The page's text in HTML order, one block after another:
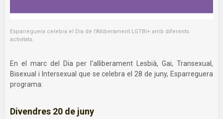
Esparreguera celebra el Dia de l'Alliberament LGTBI+ amb diferents
activitats.
En el marc del Dia per l'alliberament Lesbià, Gai, Transexual,
Bisexual i Intersexual que se celebra el 28 de juny, Esparreguera
programa:
Divendres 20 de juny